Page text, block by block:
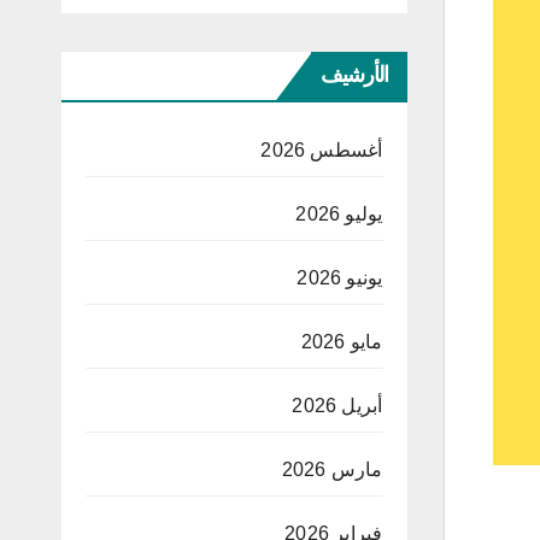
الأرشيف
أغسطس 2026
يوليو 2026
يونيو 2026
مايو 2026
أبريل 2026
مارس 2026
فبراير 2026